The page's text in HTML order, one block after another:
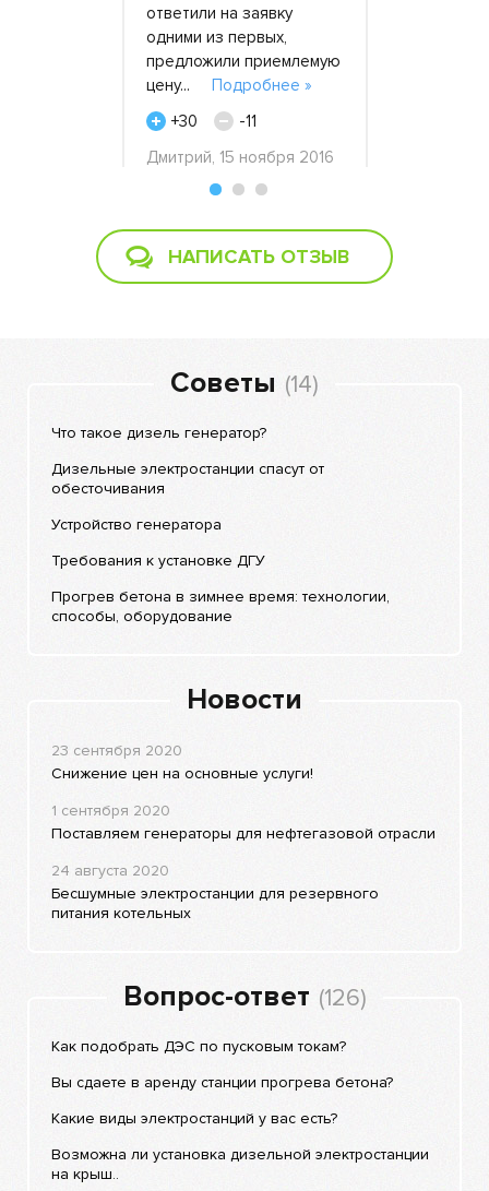
ответили на заявку
одними из первых,
предложили приемлемую
цену... Подробнее »
+30
-11
Дмитрий, 15 ноября 2016
НАПИСАТЬ ОТЗЫВ
Советы (14)
Что такое дизель генератор?
Дизельные электростанции спасут от
обесточивания
Устройство генератора
Требования к установке ДГУ
Прогрев бетона в зимнее время: технологии,
способы, оборудование
Новости
23 сентября 2020
Снижение цен на основные услуги!
1 сентября 2020
Поставляем генераторы для нефтегазовой отрасли
24 августа 2020
Бесшумные электростанции для резервного
питания котельных
Вопрос-ответ (126)
Как подобрать ДЭС по пусковым токам?
Вы сдаете в аренду станции прогрева бетона?
Какие виды электростанций у вас есть?
Возможна ли установка дизельной электростанции
на крыш..